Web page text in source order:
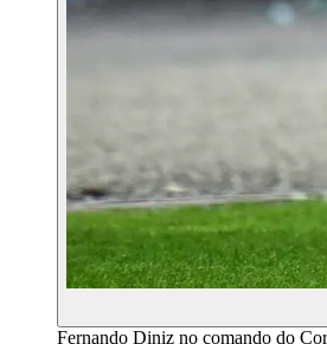
Fernando Diniz no comando do